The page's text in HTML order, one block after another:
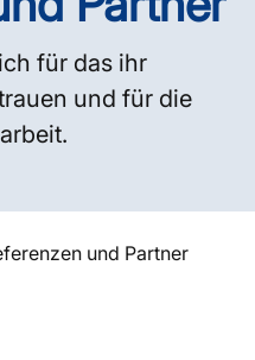
für das ihr
und für die
und Partner